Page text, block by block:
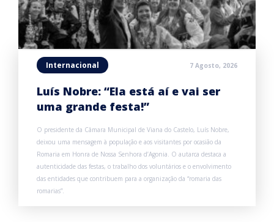
Internacional 7 Agosto, 2026
Luís Nobre: “Ela está aí e vai ser
uma grande festa!”
O presidente da Câmara Municipal de Viana do Castelo, Luís Nobre,
deixou uma mensagem à população e aos visitantes por ocasião da
Romaria em Honra de Nossa Senhora d’Agonia. O autarca destaca a
autenticidade das festas, o trabalho dos voluntários e o envolvimento
das entidades que contribuem para a organização da “romaria das
romarias”.